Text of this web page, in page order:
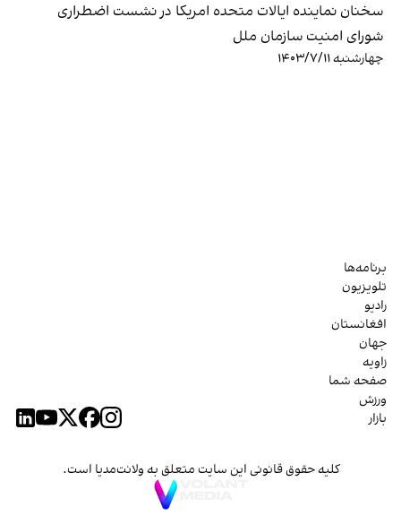
سخنان نماینده ایالات متحده امریکا در نشست اضطراری
شورای امنیت سازمان ملل
چهارشنبه ۱۴۰۳/۷/۱۱
برنامه‌ها
تلویزیون
رادیو
افغانستان
جهان
زاویه
صفحه شما
ورزش
بازار
کلیه حقوق قانونی این سایت متعلق به ولانت‌مدیا است.